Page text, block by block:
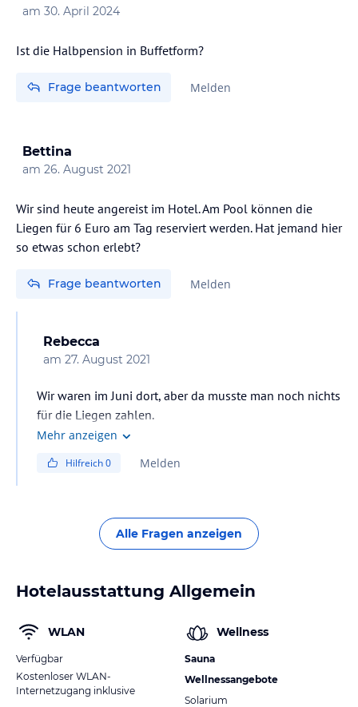
am 30. April 2024
Ist die Halbpension in Buffetform?
Frage beantworten Melden
Bettina
am 26. August 2021
Wir sind heute angereist im Hotel. Am Pool können die
Liegen für 6 Euro am Tag reserviert werden. Hat jemand hier
so etwas schon erlebt?
Frage beantworten Melden
Rebecca
am 27. August 2021
Wir waren im Juni dort, aber da musste man noch nichts
für die Liegen zahlen.
Mehr anzeigen
Hilfreich0 Melden
Alle Fragen anzeigen
Hotelausstattung Allgemein
WLAN
Verfügbar
Kostenloser WLAN-
Internetzugang inklusive
Wellness
Sauna
Wellnessangebote
Solarium